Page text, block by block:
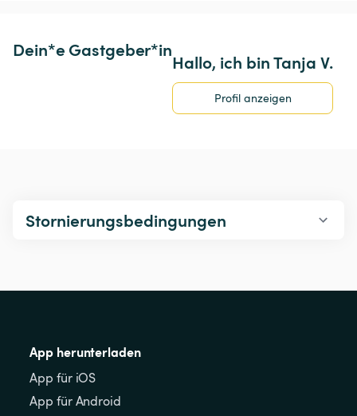
Dein*e Gastgeber*in
Hallo, ich bin Tanja V.
Profil anzeigen
Stornierungsbedingungen
App herunterladen
App für iOS
App für Android